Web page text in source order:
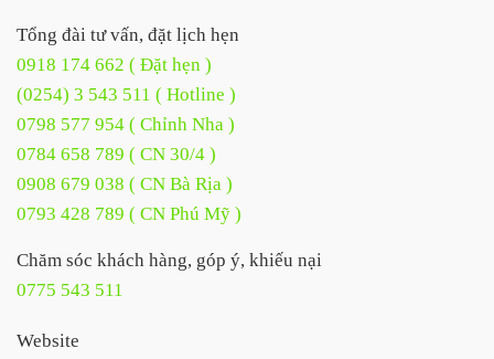
Tổng đài tư vấn, đặt lịch hẹn
0918 174 662 ( Đặt hẹn )
(0254) 3 543 511 ( Hotline )
0798 577 954 ( Chỉnh Nha )
0784 658 789 ( CN 30/4 )
0908 679 038 ( CN Bà Rịa )
0793 428 789 ( CN Phú Mỹ )
Chăm sóc khách hàng, góp ý, khiếu nại
0775 543 511
Website